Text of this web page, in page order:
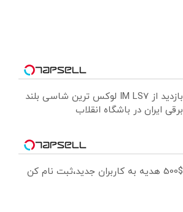
بازدید از IM LS7 لوکس ترین شاسی بلند
برقی ایران در باشگاه انقلاب
500$ هدیه به کاربران جدید،ثبت نام کن